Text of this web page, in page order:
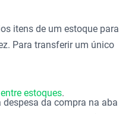
itens de um estoque para
Para transferir um único
estoques.
despesa da compra na aba